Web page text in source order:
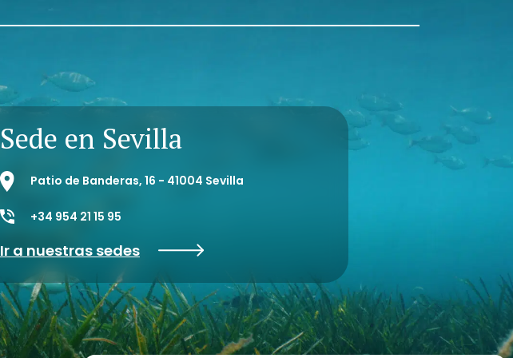
Sede en Sevilla
Patio de Banderas, 16 - 41004 Sevilla
+34 954 21 15 95
Ir a nuestras sedes